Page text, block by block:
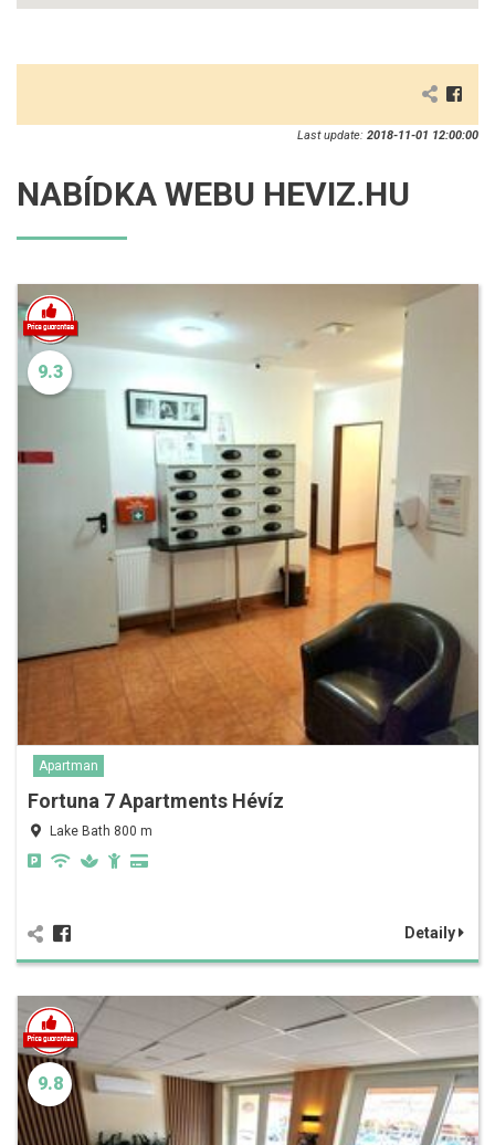
Last update: 2018-11-01 12:00:00
NABÍDKA WEBU HEVIZ.HU
9.3
Apartman
Fortuna 7 Apartments Hévíz
Lake Bath 800 m
Detaily
9.8